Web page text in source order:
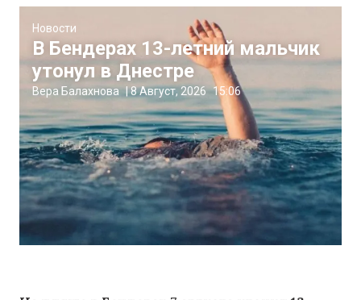
Новости
В Бендерах 13-летний мальчик
утонул в Днестре
Вера Балахнова |8 Август, 2026 15:06